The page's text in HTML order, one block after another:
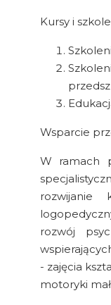
Kursy i
Wsparcie
W ramach
rozwijanie
rozwój
- zajęcia
motoryki